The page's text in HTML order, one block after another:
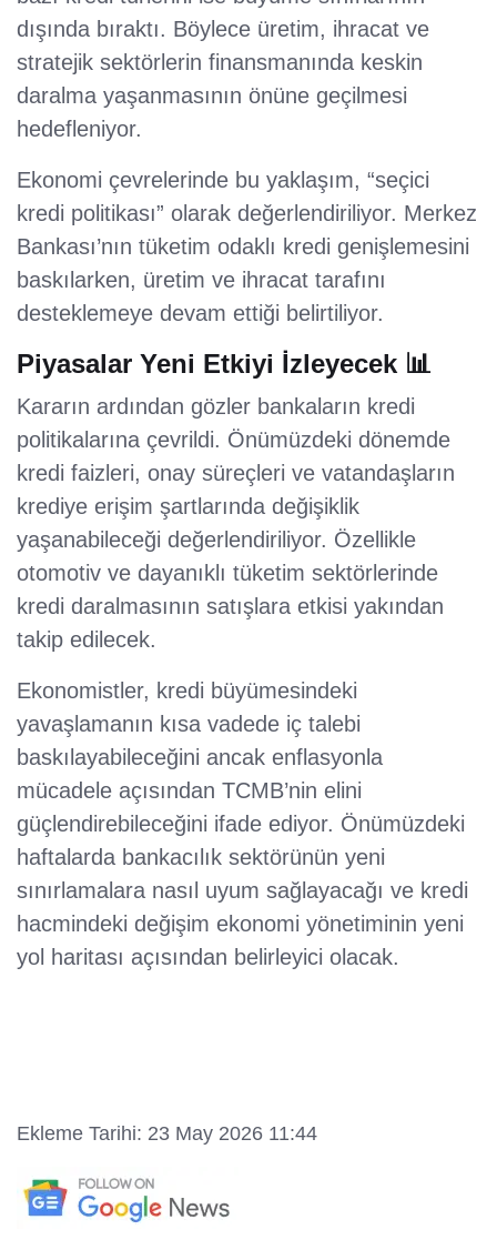
dışında bıraktı. Böylece üretim, ihracat ve
stratejik sektörlerin finansmanında keskin
daralma yaşanmasının önüne geçilmesi
hedefleniyor.
Ekonomi çevrelerinde bu yaklaşım, “seçici
kredi politikası” olarak değerlendiriliyor. Merkez
Bankası’nın tüketim odaklı kredi genişlemesini
baskılarken, üretim ve ihracat tarafını
desteklemeye devam ettiği belirtiliyor.
Piyasalar Yeni Etkiyi İzleyecek 📊
Kararın ardından gözler bankaların kredi
politikalarına çevrildi. Önümüzdeki dönemde
kredi faizleri, onay süreçleri ve vatandaşların
krediye erişim şartlarında değişiklik
yaşanabileceği değerlendiriliyor. Özellikle
otomotiv ve dayanıklı tüketim sektörlerinde
kredi daralmasının satışlara etkisi yakından
takip edilecek.
Ekonomistler, kredi büyümesindeki
yavaşlamanın kısa vadede iç talebi
baskılayabileceğini ancak enflasyonla
mücadele açısından TCMB’nin elini
güçlendirebileceğini ifade ediyor. Önümüzdeki
haftalarda bankacılık sektörünün yeni
sınırlamalara nasıl uyum sağlayacağı ve kredi
hacmindeki değişim ekonomi yönetiminin yeni
yol haritası açısından belirleyici olacak.
Ekleme Tarihi: 23 May 2026 11:44